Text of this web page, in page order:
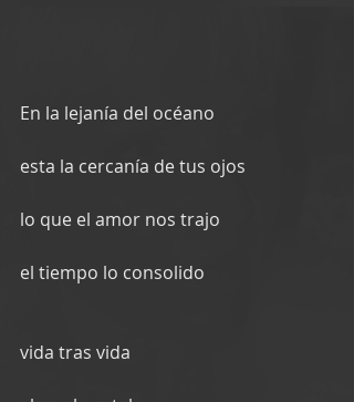
En la lejanía del océano
esta la cercanía de tus ojos
lo que el amor nos trajo
el tiempo lo consolido
vida tras vida